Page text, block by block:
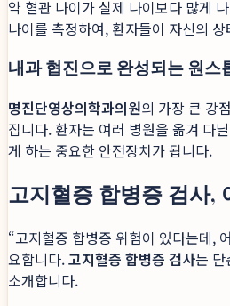
약 혈관 나이가 실제 나이보다 많게
나이를 측정하여, 환자들이 자신의
내과 협진으로 완성되는 원스
명진단영상의학과의원의 가장 큰 강
집니다. 환자는 여러 병원을 옮겨 다
게 하는 중요한 안전장치가 됩니다.
고지혈증 합병증 검사,
“고지혈증 합병증 위험이 있다는데,
요합니다.고지혈증 합병증 검사는 단
소개합니다.